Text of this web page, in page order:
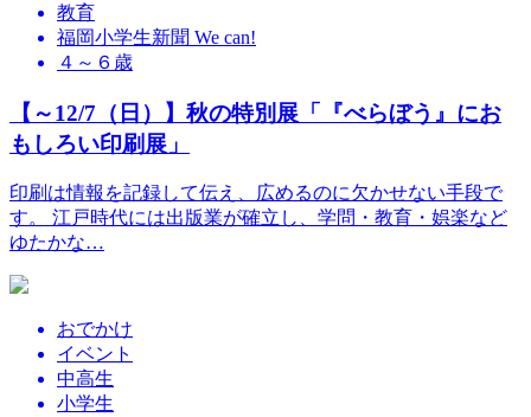
教育
福岡小学生新聞 We can!
４～６歳
【～12/7（日）】秋の特別展「『べらぼう』にお
もしろい印刷展」
印刷は情報を記録して伝え、広めるのに欠かせない手段で
す。 江戸時代には出版業が確立し、学問・教育・娯楽など
ゆたかな…
おでかけ
イベント
中高生
小学生